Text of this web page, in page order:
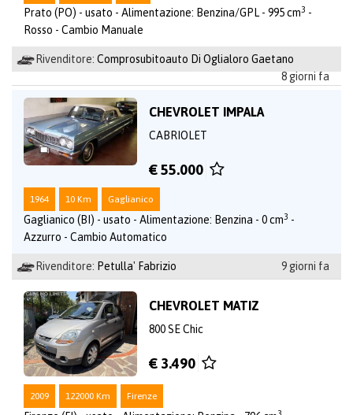
Prato (PO) - usato - Alimentazione: Benzina/GPL - 995 cm3 -
Rosso - Cambio Manuale
Rivenditore: Comprosubitoauto Di Oglialoro Gaetano
8 giorni fa
CHEVROLET IMPALA
CABRIOLET
€ 55.000
1964 10 Km Gaglianico
Gaglianico (BI) - usato - Alimentazione: Benzina - 0 cm3 -
Azzurro - Cambio Automatico
Rivenditore: Petulla' Fabrizio 9 giorni fa
CHEVROLET MATIZ
800 SE Chic
€ 3.490
2009 122000 Km Firenze